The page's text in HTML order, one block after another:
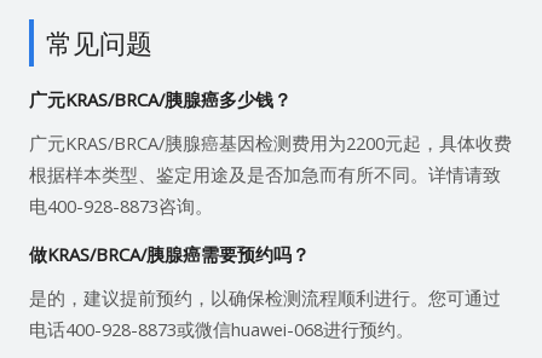
常见问题
广元KRAS/BRCA/胰腺癌多少钱？
广元KRAS/BRCA/胰腺癌基因检测费用为2200元起，具体收费
根据样本类型、鉴定用途及是否加急而有所不同。详情请致
电400-928-8873咨询。
做KRAS/BRCA/胰腺癌需要预约吗？
是的，建议提前预约，以确保检测流程顺利进行。您可通过
电话400-928-8873或微信huawei-068进行预约。